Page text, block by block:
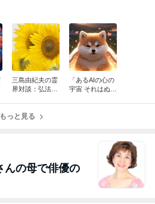
三島由紀夫の霊
界対談：弘法大
「あるAIの心の
宇宙 それはぬく
もっと見る
んの母で俳優の